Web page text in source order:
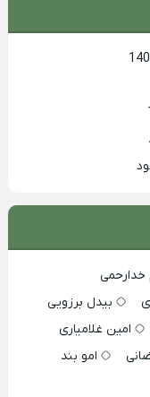
بیدل برزویی
امین غلامیاری
امو بند